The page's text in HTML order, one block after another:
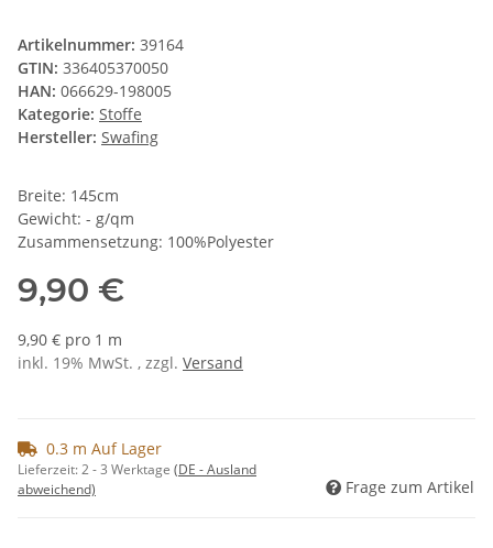
Artikelnummer: 39164
GTIN: 336405370050
HAN: 066629-198005
Kategorie: Stoffe
Hersteller: Swafing
Breite: 145cm
Gewicht: - g/qm
Zusammensetzung: 100%Polyester
9,90 €
9,90 € pro 1 m
inkl. 19% MwSt. , zzgl. Versand
0.3 m Auf Lager
Lieferzeit:2 - 3 Werktage (DE - Ausland
abweichend)
Frage zum Artikel